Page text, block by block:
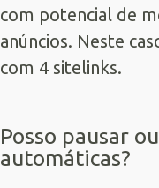
com potencial de
anúncios. Neste
com 4 sitelinks.
Posso pausar
automáticas?